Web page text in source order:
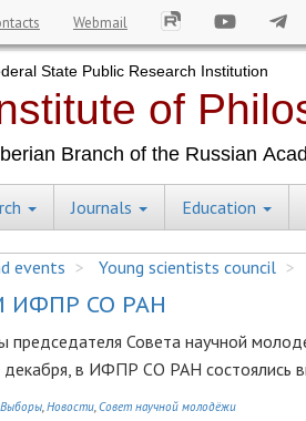
Webmail
Journals Education
events Young scientists council
ИФПР СО РАН
председателя Совета научной
декабря, в ИФПР СО РАН состоялись
Выборы Новости Совет научной молодёжи